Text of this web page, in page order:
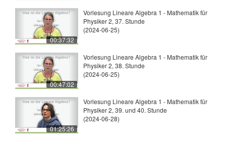
00:37:32
Vorlesung Lineare Algebra 1 - Mathematik für
Physiker 2, 37. Stunde
(2024-06-25)
00:47:02
Vorlesung Lineare Algebra 1 - Mathematik für
Physiker 2, 38. Stunde
(2024-06-25)
01:25:26
Vorlesung Lineare Algebra 1 - Mathematik für
Physiker 2, 39. und 40. Stunde
(2024-06-28)